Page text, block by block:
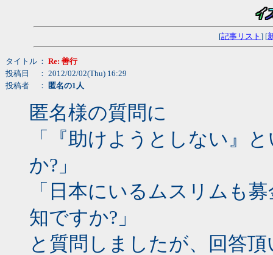
[記事リスト ] [
タイトル ： Re: 善行
投稿日
： 2012/02/02(Thu) 16:29
投稿者
： 匿名の1人
匿名様の質問に
「『助けようとしない』
か?」
「日本にいるムスリムも
知ですか?」
と質問しましたが、回答